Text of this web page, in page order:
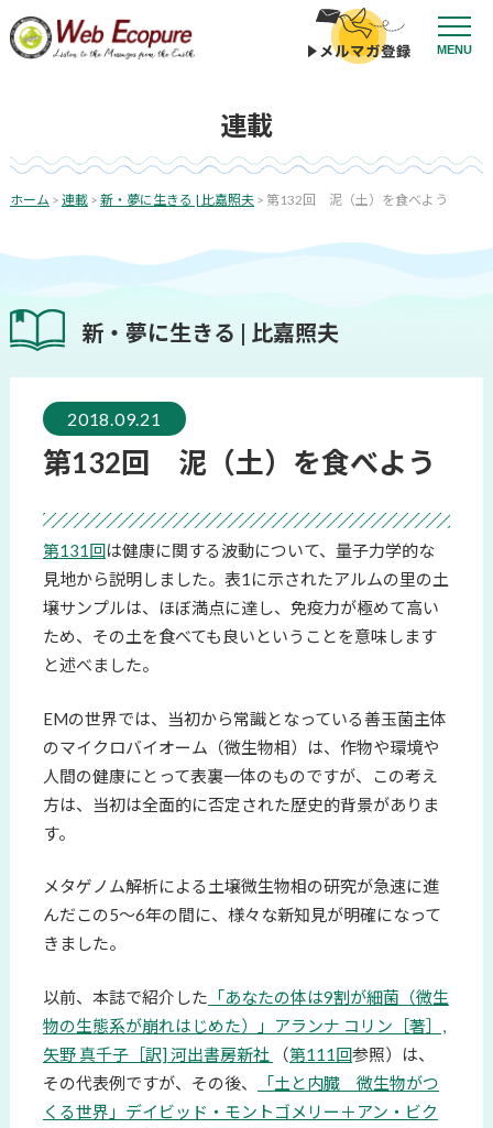
MENU
ン
キ
ッ
連載
ホーム > 連載> 新・夢に生きる | 比嘉照夫> 第132回 泥（土）を食べよう
新・夢に生きる | 比嘉照夫
2018.09.21
第132回 泥（土）を食べよう
第131回は健康に関する波動について、量子力学的な
見地から説明しました。表1に示されたアルムの里の土
壌サンプルは、ほぼ満点に達し、免疫力が極めて高い
ため、その土を食べても良いということを意味します
と述べました。
EMの世界では、当初から常識となっている善玉菌主体
のマイクロバイオーム（微生物相）は、作物や環境や
人間の健康にとって表裏一体のものですが、この考え
方は、当初は全面的に否定された歴史的背景がありま
す。
メタゲノム解析による土壌微生物相の研究が急速に進
んだこの5～6年の間に、様々な新知見が明確になって
きました。
以前、本誌で紹介した 「あなたの体は9割が細菌（微生
物の生態系が崩れはじめた）」アランナ コリン［著］,
矢野 真千子［訳] 河出書房新社
（第111回参照）は、
その代表例ですが、その後、
「土と内臓 微生物がつ
くる世界」デイビッド・モントゴメリー＋アン・ビク
投
稿
ー
シ
ン